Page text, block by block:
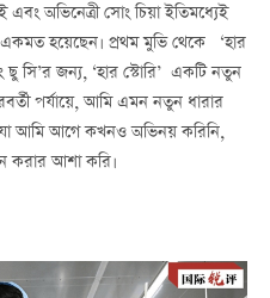
অভিনেত্রী সোং চিয়া ইতিমধ্যেই
হয়েছেন। প্রথম মুভি থেকে ‘হার
ছু সি’র জন্য, ‘হার স্টোরি’ একটি নতুন
পর্যায়ে, আমি এমন নতুন ধারার
যা আমি আগে কখনও অভিনয় করিনি,
করার আশা করি।